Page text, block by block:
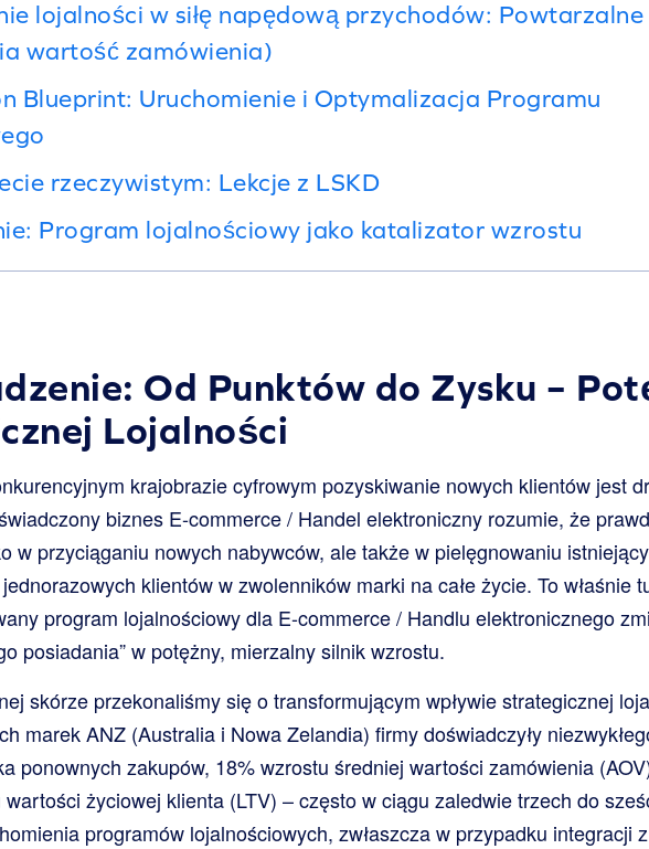
lojalności w siłę napędową przychodów:
wartość zamówienia)
Blueprint: Uruchomienie i Optymalizacja Programu
rzeczywistym: Lekcje z LSKD
Program lojalnościowy jako katalizator wzrostu
Od Punktów do Zysku –
Lojalności
krajobrazie cyfrowym pozyskiwanie nowych klientów jest
biznes E-commerce / Handel elektroniczny rozumie, że
w przyciąganiu nowych nabywców, ale także w pielęgnowaniu
klientów w zwolenników marki na całe życie. To właśnie
program lojalnościowy dla E-commerce / Handlu elektronicznego
posiadania” w potężny, mierzalny silnik wzrostu.
skórze przekonaliśmy się o transformującym wpływie strategicznej
marek ANZ (Australia i Nowa Zelandia) firmy doświadczyły
ponownych zakupów, 18% wzrostu średniej wartości zamówienia
życiowej klienta (LTV) – często w ciągu zaledwie trzech do
programów lojalnościowych, zwłaszcza w przypadku integracji